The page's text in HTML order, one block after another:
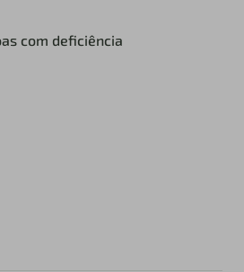
com deficiência